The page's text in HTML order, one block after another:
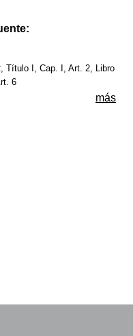
Título I, Cap. I, Art. 2, Libro
6
más